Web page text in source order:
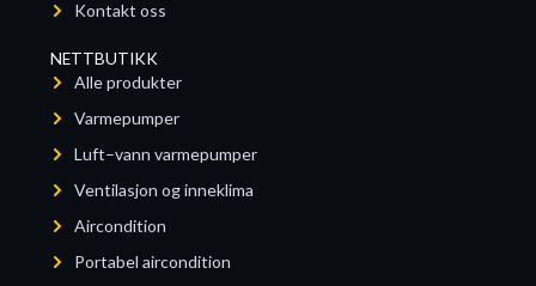
Kontakt oss
NETTBUTIKK
Alle produkter
Varmepumper
Luft–vann varmepumper
Ventilasjon og inneklima
Aircondition
Portabel aircondition